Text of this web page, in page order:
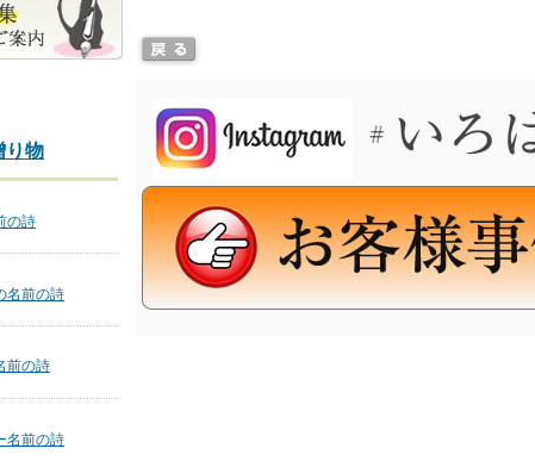
り物
の詩
名前の詩
前の詩
名前の詩